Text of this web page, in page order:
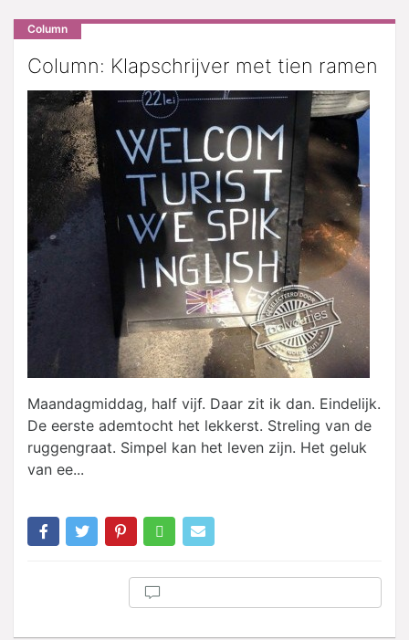
Column
Column: Klapschrijver met tien ramen
Maandagmiddag, half vijf. Daar zit ik dan. Eindelijk.
De eerste ademtocht het lekkerst. Streling van de
ruggengraat. Simpel kan het leven zijn. Het geluk
van ee...